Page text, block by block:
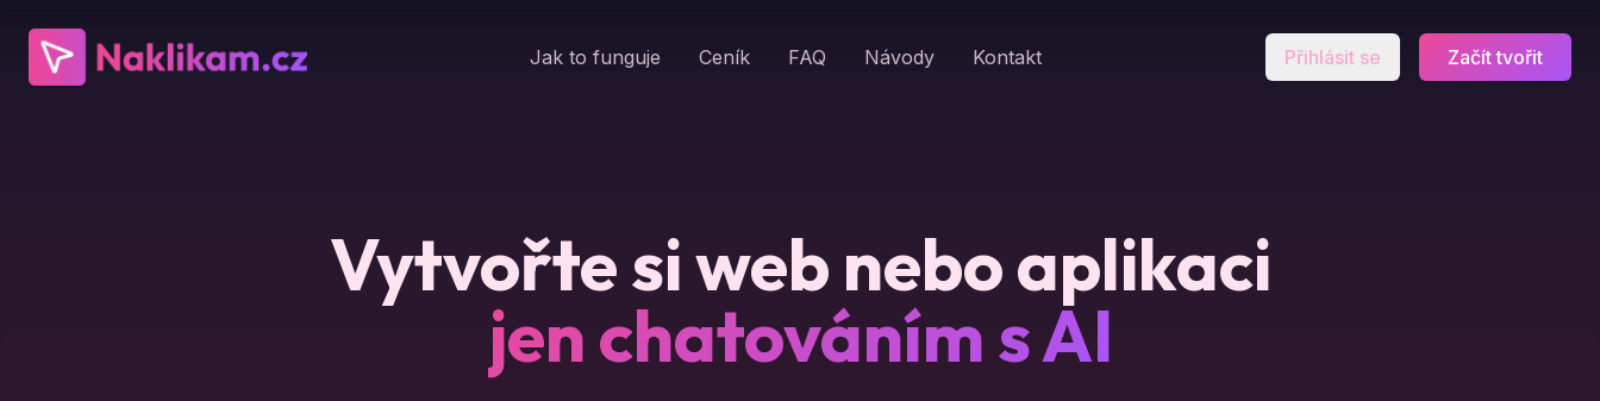
Jak to funguje Ceník FAQ Návody Kontakt Přihlásit se Začít tvořit
Vytvořte si web nebo aplikaci
jen chatováním s AI